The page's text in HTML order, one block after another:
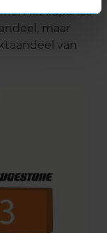
Het Japanse
maar
van